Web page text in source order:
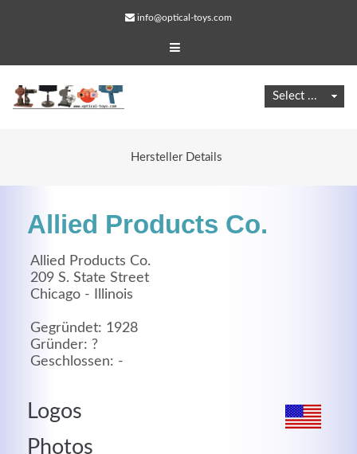
info@optical-toys.com
Hersteller Details
Allied Products Co.
Allied Products Co.
209 S. State Street
Chicago - Illinois
Gegründet: 1928
Gründer: ?
Geschlossen: -
Logos
Photos
Web Projects
Lorem ipsum dolor sit amet, consectetuer adipiscing
elit. Aenean commodo ligula eget dolor.